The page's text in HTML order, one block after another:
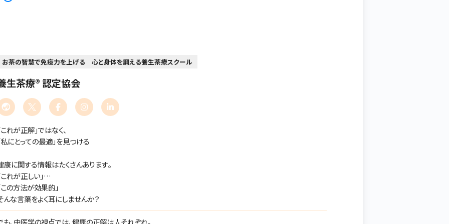
お茶の智慧で免疫力を上げる 心と身体を調える養生茶療スクール
生茶療® 認定協会
これが正解」ではなく、
私にとっての最適」を見つける
康に関する情報はたくさんあります。
これが正しい」
この方法が効果的」
んな言葉をよく耳にしませんか？
も、中医学の視点では、健康の正解は人それぞれ。